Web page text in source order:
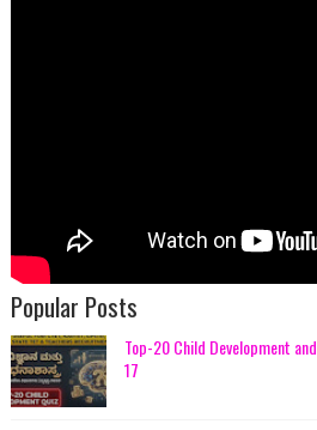
Popular Posts
Top-20 Child Development
17